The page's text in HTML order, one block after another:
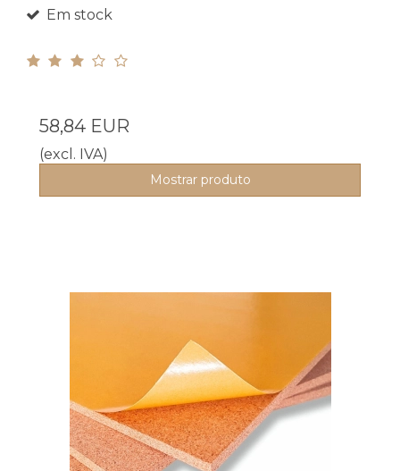
Em stock
58,84 EUR
(excl. IVA)
Mostrar produto